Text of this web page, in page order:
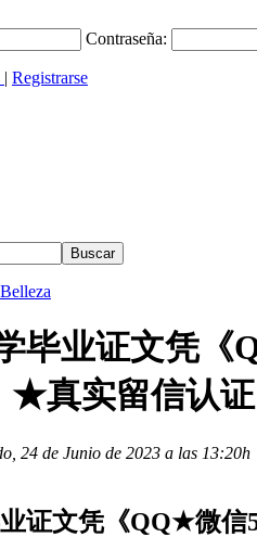
Contraseña:
| Registrarse
毕业证文凭《
★真实留信认
24 de Junio de 2023 a las 13:20h
证文凭《QQ★微